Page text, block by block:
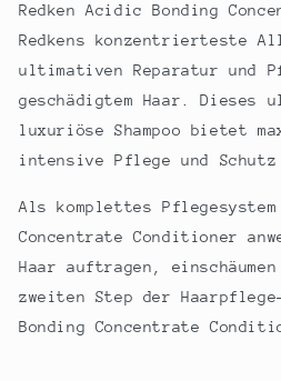
Redken Acidic Bonding
Redkens konzentrierteste
ultimativen Reparatur und
geschädigtem Haar.
luxuriöse Shampoo bietet
intensive Pflege und
Als komplettes
Concentrate Conditioner
Haar auftragen,
zweiten Step der
Bonding Concentrate